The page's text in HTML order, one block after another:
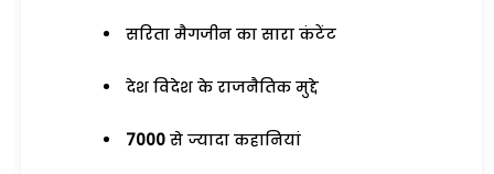
सरिता मैगजीन का सारा कंटेंट
देश विदेश के राजनैतिक मुद्दे
7000 से ज्यादा कहानियां